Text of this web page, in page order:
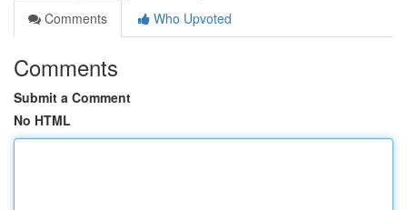
Comments
Who Upvoted
Comments
Submit a Comment
No HTML